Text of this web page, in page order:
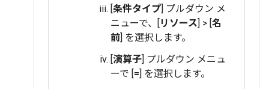
条件タイプ ] プルダウン メ
ニューで、[
リソース ] > [ 名
前 ] を選択します。
演算子 ] プルダウン メニュ
ーで [ = ] を選択します。